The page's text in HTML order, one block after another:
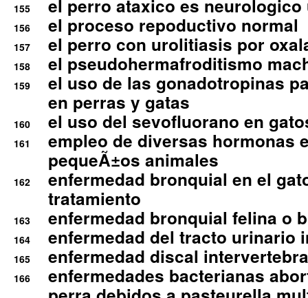
155 el perro ataxico es
156 el proceso repoductivo normal
157 el perro con urolitiasis por
158 el pseudohermafroditismo
159
el uso de las gonadotropinas
en perras y gatas
160 el uso del sevofluorano en
161
empleo de diversas hormonas
pequeÃ±os animales
162
enfermedad bronquial en el
tratamiento
163 enfermedad bronquial felina o
164 enfermedad del tracto urinario
165 enfermedad discal
166
enfermedades bacterianas